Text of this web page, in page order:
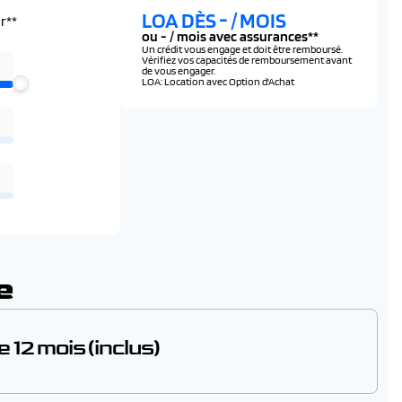
top tether
LOA DÈS-/ MOIS
ou- / mois avec assurances**
Un crédit vous engage et doit être remboursé.
Vérifiez vos capacités de remboursement avant
de vous engager.
LOA: Location avec Option d'Achat
mois (inclus)